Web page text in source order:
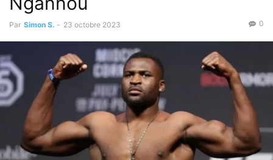
Par Simon S. - 23 octobre 2023 0